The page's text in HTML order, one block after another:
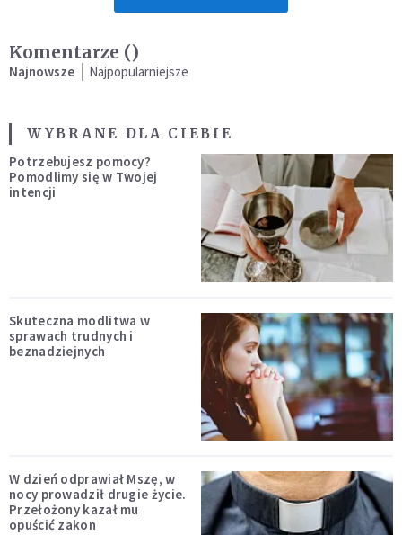
Komentarze ()
Najnowsze Najpopularniejsze
WYBRANE DLA CIEBIE
Potrzebujesz pomocy?
Pomodlimy się w Twojej
intencji
Skuteczna modlitwa w
sprawach trudnych i
beznadziejnych
W dzień odprawiał Mszę, w
nocy prowadził drugie życie.
Przełożony kazał mu
opuścić zakon